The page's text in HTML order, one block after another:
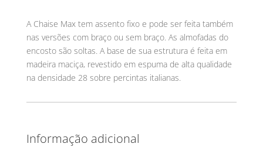
A Chaise Max tem assento fixo e pode ser feita também
nas versões com braço ou sem braço. As almofadas do
encosto são soltas. A base de sua estrutura é feita em
madeira maciça, revestido em espuma de alta qualidade
na densidade 28 sobre percintas italianas.
Informação adicional